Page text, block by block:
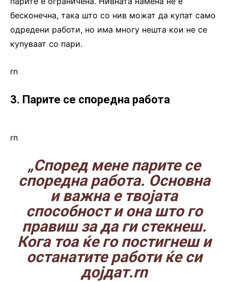
бесконечна, така што со нив можат да купат само
одредени работи, но има многу нешта кои не се
купуваат со пари.
rn
3. Парите се споредна работа
rn
„Според мене парите се
споредна работа. Основна
и важна е твојата
способност и она што го
правиш за да ги стекнеш.
Кога тоа ќе го постигнеш и
останатите работи ќе си
дојдат.rn